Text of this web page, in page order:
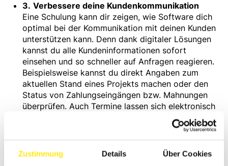
Zustimmung Details Über Cookies
3. Verbessere deine Kundenkommunikation
Eine Schulung kann dir zeigen, wie Software dich
optimal bei der Kommunikation mit deinen Kunden
unterstützen kann. Denn dank digitaler Lösungen
kannst du alle Kundeninformationen sofort
einsehen und so schneller auf Anfragen reagieren.
Beispielsweise kannst du direkt Angaben zum
aktuellen Stand eines Projekts machen oder den
Status von Zahlungseingängen bzw. Mahnungen
überprüfen. Auch Termine lassen sich elektronisch
einfacher koordinieren, wenn du die Kapazitäten
deines Teams sofort berücksichtigen kannst.
Außerdem kannst du mit gepflegten Kundendaten
einfach und schnell Serienbriefe erstellen, die du